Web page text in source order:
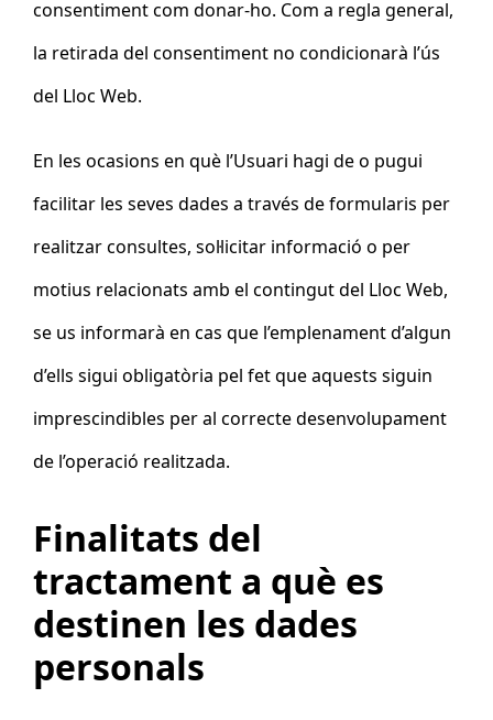
consentiment com donar-ho. Com a regla general,
la retirada del consentiment no condicionarà l’ús
del Lloc Web.
En les ocasions en què l’Usuari hagi de o pugui
facilitar les seves dades a través de formularis per
realitzar consultes, sol·licitar informació o per
motius relacionats amb el contingut del Lloc Web,
se us informarà en cas que l’emplenament d’algun
d’ells sigui obligatòria pel fet que aquests siguin
imprescindibles per al correcte desenvolupament
de l’operació realitzada.
Finalitats del
tractament a què es
destinen les dades
personals